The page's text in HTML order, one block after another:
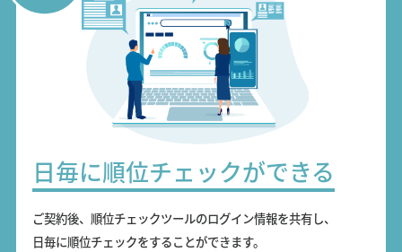
日毎に順位チェックができる
ご契約後、順位チェックツールのログイン情報を共有し、
日毎に順位チェックをすることができます。